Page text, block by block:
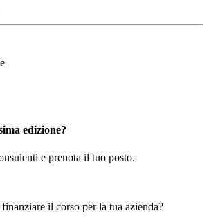
edizione?
e prenota il tuo posto.
finanziare il corso per la tua azienda?